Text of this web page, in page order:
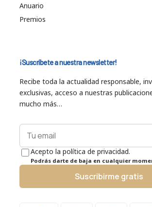
Anuario
Premios
¡Suscríbete a nuestra newsletter!
Recibe toda la actualidad responsable,
exclusivas, acceso a nuestras
mucho más…
Acepto la política de privacidad.
Podrás darte de baja en cualquier
Suscribirme gratis